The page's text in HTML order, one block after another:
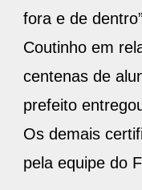
fora e de
Coutinho em
centenas de
prefeito
Os demais
pela equipe do